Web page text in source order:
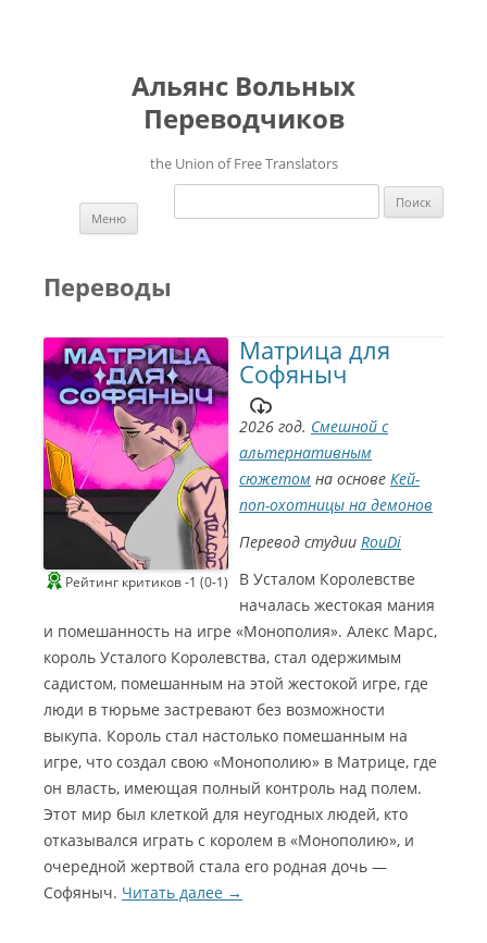
Альянс Вольных
Переводчиков
the Union of Free Translators
Найти:
Меню
Переводы
Рейтинг критиков -1 (0-1)
Матрица для
Софяныч
2026 год. Смешной с
альтернативным
сюжетом на основе Кей-
поп-охотницы на демонов
Перевод студии RouDi
В Усталом Королевстве
началась жестокая мания
и помешанность на игре «Монополия». Алекс Марс,
король Усталого Королевства, стал одержимым
садистом, помешанным на этой жестокой игре, где
люди в тюрьме застревают без возможности
выкупа. Король стал настолько помешанным на
игре, что создал свою «Монополию» в Матрице, где
он власть, имеющая полный контроль над полем.
Этот мир был клеткой для неугодных людей, кто
отказывался играть с королем в «Монополию», и
очередной жертвой стала его родная дочь —
Софяныч. Читать далее →